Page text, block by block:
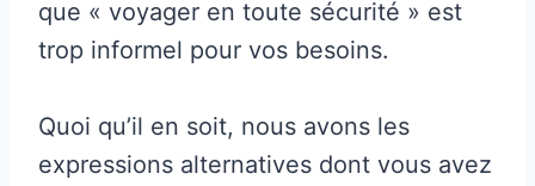
que « voyager en toute sécurité » est
trop informel pour vos besoins.
Quoi qu’il en soit, nous avons les
expressions alternatives dont vous avez